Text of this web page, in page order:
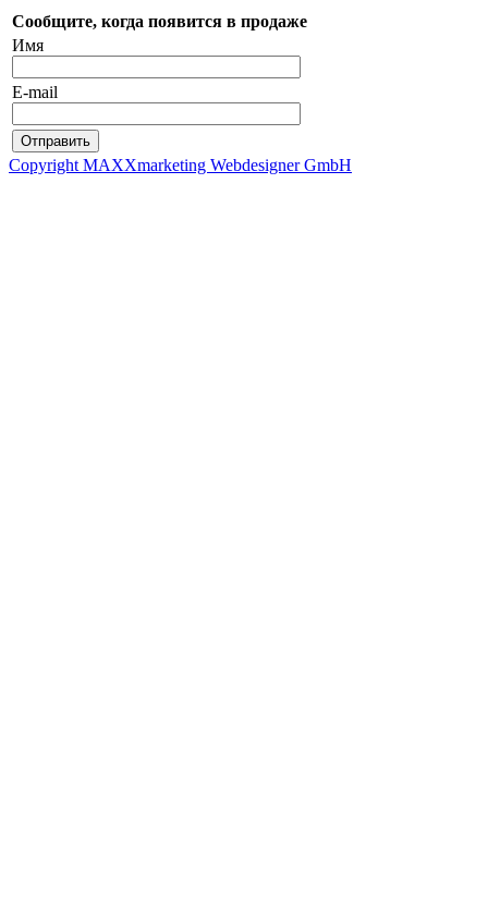
Сообщите, когда появится в продаже
Имя
E-mail
Copyright MAXXmarketing Webdesigner GmbH